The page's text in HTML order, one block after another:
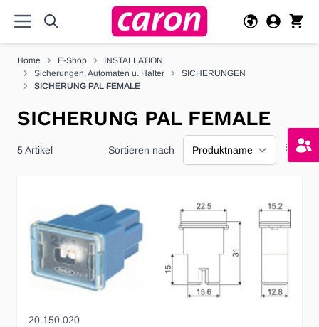
Home E-Shop
INSTALLATION
Sicherungen, Automaten u. Halter
SICHERUNGEN
SICHERUNG PAL FEMALE
SICHERUNG PAL FEMALE
5Artikel Sortieren nach
20.150.020